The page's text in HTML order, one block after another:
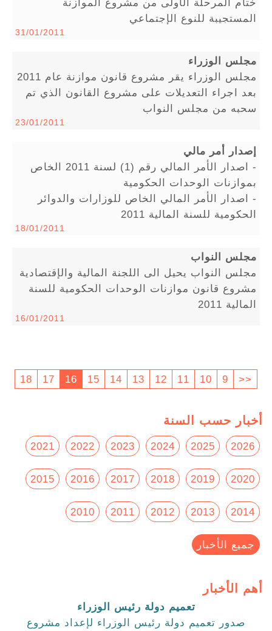
المستجيبة للنوع الإجتماعي
31/01/2011
مجلس الوزراء
مجلس الوزراء يقر مشروع قانون موازنة عام 2011
بعد اجراء التعديلات على مشروع القانون الذي تم
سحبه من مجلس النواب
23/01/2011
إصدار أمر مالي
- اصدار الأمر المالي رقم (1) لسنة 2011 الخاص
بموازنات الوحدات الحكومية
- اصدار الأمر المالي الخاص للوزارات والدوائر
الحكومية للسنة المالية 2011
18/01/2011
مجلس النواب
مجلس النواب يحيل الى اللجنة المالية والإقتصادية
مشروع قانون موازنات الوحدات الحكومية للسنة
المالية 2011
16/01/2011
<<
9
10
11
12
13
14
15
16
17
18
أخبار حسب السنة
2026
2025
2024
2023
2022
2021
2020
2019
2018
2017
2016
2015
2014
2013
2012
2011
2010
جميع الأخبار
أهم الأخبار
تعميم دولة رئيس الوزراء
صدور تعميم دولة رئيس الوزراء لإعداد مشروع